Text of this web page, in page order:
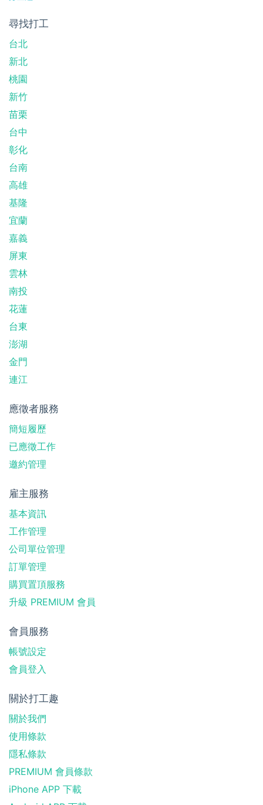
尋找打工
台北
新北
桃園
新竹
苗栗
台中
彰化
台南
高雄
基隆
宜蘭
嘉義
屏東
雲林
南投
花蓮
台東
澎湖
金門
連江
應徵者服務
簡短履歷
已應徵工作
邀約管理
雇主服務
基本資訊
工作管理
公司單位管理
訂單管理
購買置頂服務
升級 PREMIUM 會員
會員服務
帳號設定
會員登入
關於打工趣
關於我們
使用條款
隱私條款
PREMIUM 會員條款
iPhone APP 下載